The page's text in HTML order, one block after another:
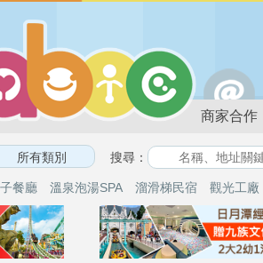
商家合作
搜尋：
餐廳 溫泉泡湯SPA 溜滑梯民宿 觀光工廠